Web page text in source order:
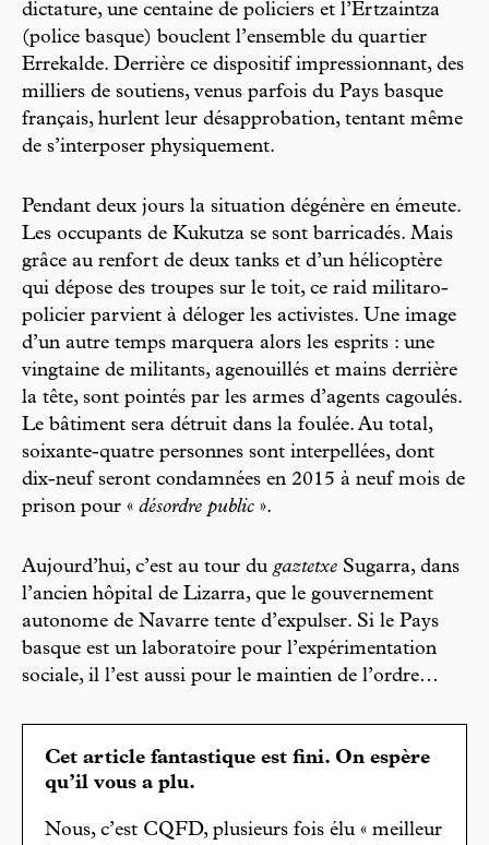
dictature, une centaine de policiers et l’Ertzaintza
(police basque) bouclent l’ensemble du quartier
Errekalde. Derrière ce dispositif impressionnant, des
milliers de soutiens, venus parfois du Pays basque
français, hurlent leur désapprobation, tentant même
de s’interposer physiquement.
Pendant deux jours la situation dégénère en émeute.
Les occupants de Kukutza se sont barricadés. Mais
grâce au renfort de deux tanks et d’un hélicoptère
qui dépose des troupes sur le toit, ce raid militaro-
policier parvient à déloger les activistes. Une image
d’un autre temps marquera alors les esprits : une
vingtaine de militants, agenouillés et mains derrière
la tête, sont pointés par les armes d’agents cagoulés.
Le bâtiment sera détruit dans la foulée. Au total,
soixante-quatre personnes sont interpellées, dont
dix-neuf seront condamnées en 2015 à neuf mois de
prison pour « désordre public ».
Aujourd’hui, c’est au tour du gaztetxe Sugarra, dans
l’ancien hôpital de Lizarra, que le gouvernement
autonome de Navarre tente d’expulser. Si le Pays
basque est un laboratoire pour l’expérimentation
sociale, il l’est aussi pour le maintien de l’ordre…
Cet article fantastique est fini. On espère
qu’il vous a plu.
Nous, c’est CQFD, plusieurs fois élu « meilleur